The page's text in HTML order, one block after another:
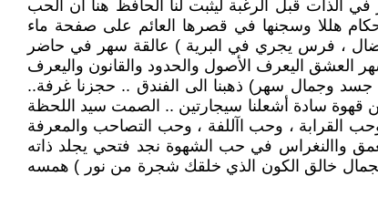
في الذات قبل الرغبة ليثبت لنا الحافظ هنا ان الحب
هللا وسجنها في قصرها العائم على صفحة ماء
ضال ، فرس يجري في البرية ) عالقة سهر في حاضر
العشق اليعرف الأصول والحدود والقانون واليعرف
وجمال سهر) ذهبنا الى الفندق .. حجزنا غرفة..
قهوة سادة أشعلنا سيجارتين .. الصمت سيد اللحظة
القرابة ، وحب اآللفة ، وحب التصاحب والمعرفة
واالنغراس في حب الشهوة نجد فتحي يجلد ذاته
لجمال خالق الكون الذي خلقك شجرة من نور ) همسه